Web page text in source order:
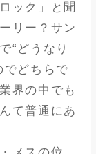
ック」と聞
リー？サン
“どうなり
でどちらで
界の中でも
て普通にあ